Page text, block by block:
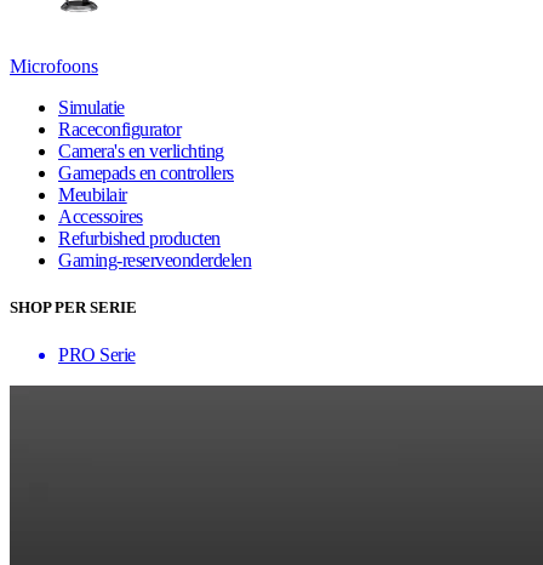
Microfoons
Simulatie
Raceconfigurator
Camera's en verlichting
Gamepads en controllers
Meubilair
Accessoires
Refurbished producten
Gaming-reserveonderdelen
SHOP PER SERIE
PRO Serie